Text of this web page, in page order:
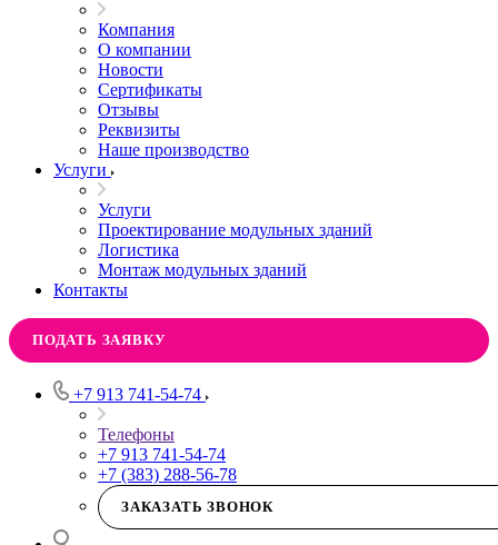
Компания
О компании
Новости
Сертификаты
Отзывы
Реквизиты
Наше производство
Услуги
Услуги
Проектирование модульных зданий
Логистика
Монтаж модульных зданий
Контакты
ПОДАТЬ ЗАЯВКУ
+7 913 741-54-74
Телефоны
+7 913 741-54-74
+7 (383) 288-56-78
ЗАКАЗАТЬ ЗВОНОК